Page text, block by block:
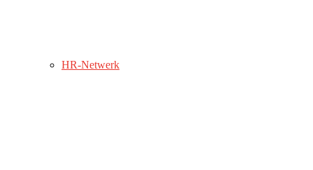
HR-Netwerk